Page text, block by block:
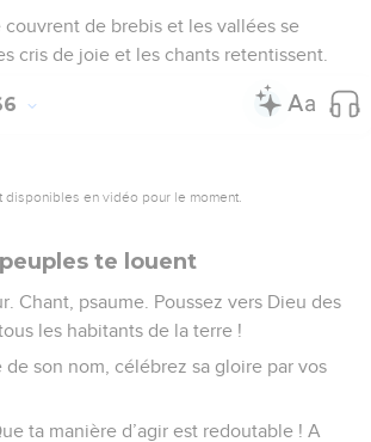
couvrent de brebis et les vallées se
cris de joie et les chants retentissent.
disponibles en vidéo pour le moment.
te louent
Chant, psaume. Poussez vers Dieu des
les habitants de la terre !
de son nom, célébrez sa gloire par vos
ta manière d’agir est redoutable ! A